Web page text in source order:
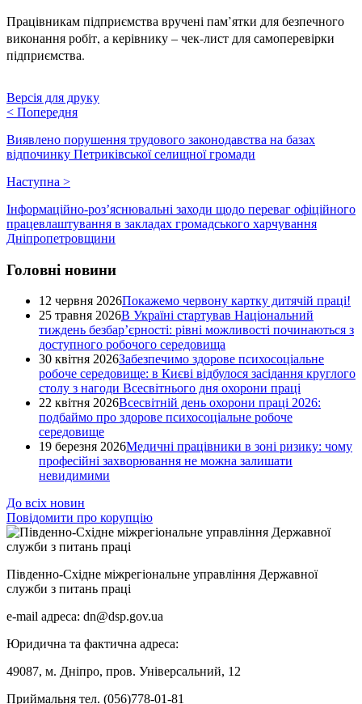
Працівникам підприємства вручені пам’ятки для безпечного
виконання робіт, а керівнику – чек-лист для самоперевірки
підприємства.
Версія для друку
< Попередня
Виявлено порушення трудового законодавства на базах
відпочинку Петриківської селищної громади
Наступна >
Інформаційно-роз’яснювальні заходи щодо переваг офіційного
працевлаштування в закладах громадського харчування
Дніпропетровщини
Головні новини
12 червня 2026Покажемо червону картку дитячій праці!
25 травня 2026В Україні стартував Національний
тиждень безбар’єрності: рівні можливості починаються з
доступного робочого середовища
30 квітня 2026Забезпечимо здорове психосоціальне
робоче середовище: в Києві відбулося засідання круглого
столу з нагоди Всесвітнього дня охорони праці
22 квітня 2026Всесвітній день охорони праці 2026:
подбаймо про здорове психосоціальне робоче
середовище
19 березня 2026Медичні працівники в зоні ризику: чому
професійні захворювання не можна залишати
невидимими
До всіх новин
Повідомити про корупцію
Південно-Східне міжрегіональне управління Державної
служби з питань праці
e-mail адреса: dn@dsp.gov.ua
Юридична та фактична адреса:
49087, м. Дніпро, пров. Універсальний, 12
Приймальня тел. (056)778-01-81